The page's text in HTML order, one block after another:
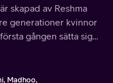
skapad av Reshma
generationer kvinnor
gången sätta sig
Madhoo,